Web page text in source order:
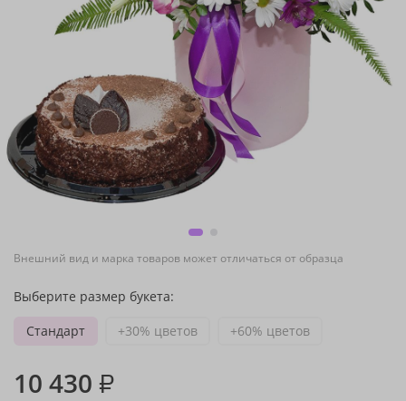
Внешний вид и марка товаров может отличаться от образца
Выберите размер букета:
Стандарт
+30% цветов +60% цветов
10 430 ₽